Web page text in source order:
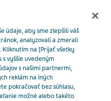
Katalóg produktov
Olanzapin
10 mg
údaje, aby sme zlepšili váš
analyzovali a zmerali
Kliknutím na [Prijať všetky
vyššie uvedeným
s našimi partnermi,
reklám na iných
pokračovať bez súhlasu,
možné alebo takéto